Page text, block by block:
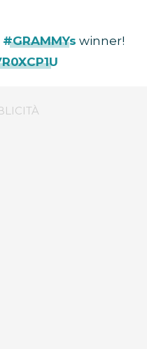
#GRAMMYs winner!